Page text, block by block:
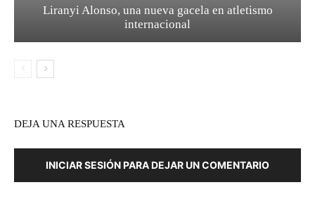
Liranyi Alonso, una nueva gacela en atletismo
internacional
DEJA UNA RESPUESTA
INICIAR SESIÓN PARA DEJAR UN COMENTARIO